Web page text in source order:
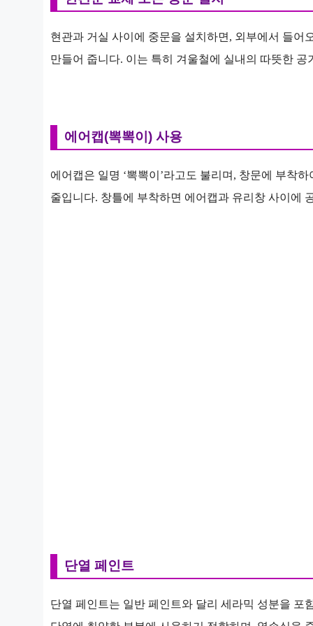
현관과 거실 사이에 중문을 설치하면, 외부에서 들
만들어 줍니다. 이는 특히 겨울철에 실내의 따뜻한
에어캡(뽁뽁이) 사용
에어캡은 일명 ‘뽁뽁이’라고도 불리며, 창문에 부착
줄입니다. 창틀에 부착하면 에어캡과 유리창 사이에
단열 페인트
단열 페인트는 일반 페인트와 달리 세라믹 성분을 포